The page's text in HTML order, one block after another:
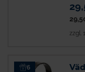
zzgl.
6